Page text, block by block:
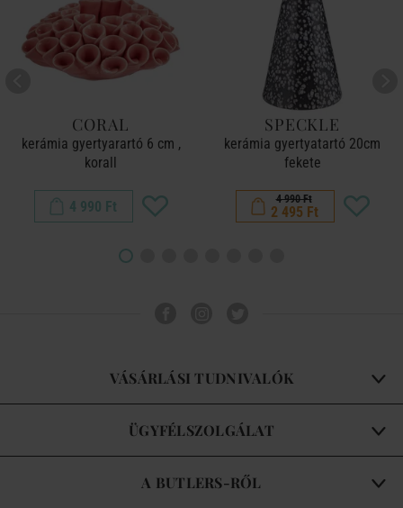
CORAL
kerámia gyertyarartó 6 cm ,
korall
4 990 Ft
SPECKLE
kerámia gyertyatartó 20cm
fekete
4 990 Ft
2 495 Ft
VÁSÁRLÁSI TUDNIVALÓK
ÜGYFÉLSZOLGÁLAT
A BUTLERS-RŐL